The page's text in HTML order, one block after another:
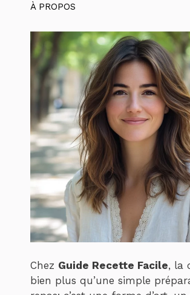
À PROPOS
Chez Guide Recette Facile, la
bien plus qu’une simple